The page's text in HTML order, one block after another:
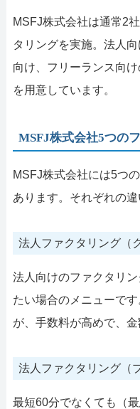
MSFJ株式会社は通常2
タリングを実施。法人
向け、フリーランス向
を用意しています。
MSFJ株式会社5つの
MSFJ株式会社には5つ
あります。それぞれの
法人ファクタリング（
法人向けのファクタリ
たい場合のメニューで
が、手数料が高めで、
法人ファクタリング（
最短60分でなくても（